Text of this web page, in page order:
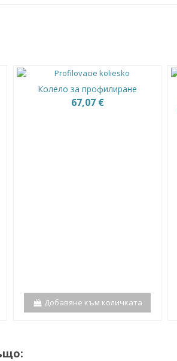
Колело за профилиране
67,07 €
Добавяне към количката